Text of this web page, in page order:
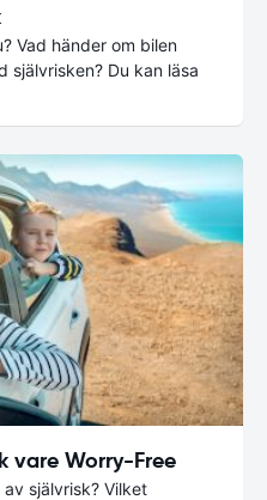
Vad händer om bilen
självrisken? Du kan läsa
vare Worry-Free
självrisk? Vilket